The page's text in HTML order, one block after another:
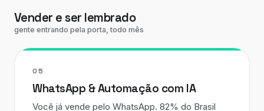
Vender e ser lembrado
gente entrando pela porta, todo mês
05
WhatsApp & Automação com IA
Você já vende pelo WhatsApp. 82% do Brasil